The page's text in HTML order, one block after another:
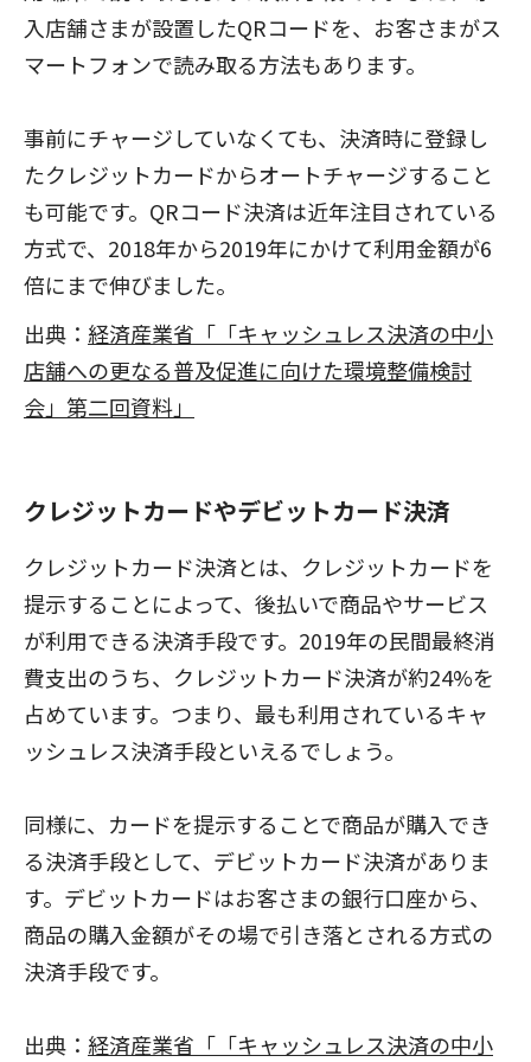
入店舗さまが設置したQRコードを、お客さまがス
マートフォンで読み取る方法もあります。
事前にチャージしていなくても、決済時に登録し
たクレジットカードからオートチャージすること
も可能です。QRコード決済は近年注目されている
方式で、2018年から2019年にかけて利用金額が6
倍にまで伸びました。
出典： 経済産業省「「キャッシュレス決済の中小
店舗への更なる普及促進に向けた環境整備検討
会」第二回資料」
クレジットカードやデビットカード決済
クレジットカード決済とは、クレジットカードを
提示することによって、後払いで商品やサービス
が利用できる決済手段です。2019年の民間最終消
費支出のうち、クレジットカード決済が約24%を
占めています。つまり、最も利用されているキャ
ッシュレス決済手段といえるでしょう。
同様に、カードを提示することで商品が購入でき
る決済手段として、デビットカード決済がありま
す。デビットカードはお客さまの銀行口座から、
商品の購入金額がその場で引き落とされる方式の
決済手段です。
出典： 経済産業省「「キャッシュレス決済の中小